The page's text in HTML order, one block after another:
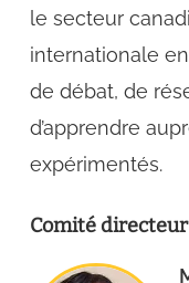
le secteur
internationale
de débat, de
d’apprendre
expérimentés.
Comité directeur